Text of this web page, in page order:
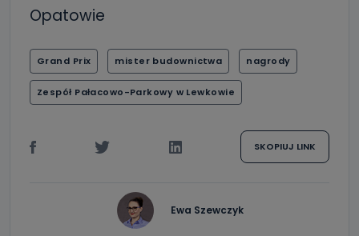
Opatowie
Grand Prix mister budownictwa nagrody
Zespół Pałacowo-Parkowy w Lewkowie
SKOPIUJ LINK
Ewa Szewczyk